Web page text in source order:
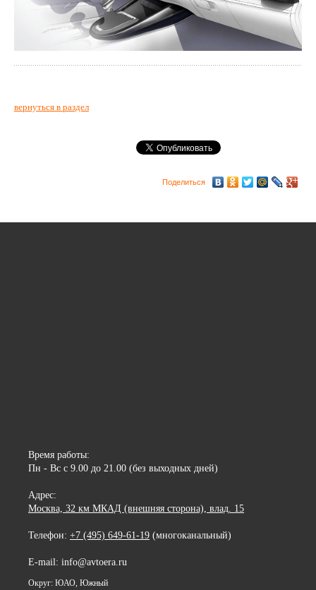
вернуться в раздел
Поделиться
Время работы:
Пн - Вс с 9.00 до 21.00 (без выходных дней)
Адрес:
Москва, 32 км МКАД (внешняя сторона), влад. 15
Телефон: +7 (495) 649-61-19 (многоканальный)
E-mail: info@avtoera.ru
Округ: ЮАО, Южный